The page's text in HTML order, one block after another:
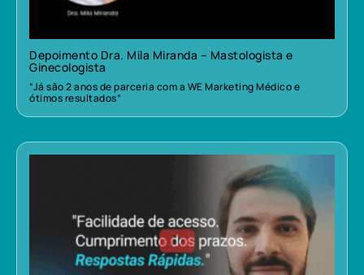
Depoimento Dra. Mila Miranda – Mastologista e
Ginecologista
“Já são 2 anos de parceria com a WE Marketing Médico e
ótimos resultados”